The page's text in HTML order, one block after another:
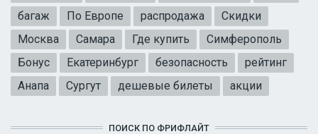
багаж
По Европе распродажа
Скидки
Москва
Самара Где купить
Симферополь
Бонус
Екатеринбург безопасность
рейтинг
Анапа
Сургут дешевые билеты акции
ПОИСК ПО ФРИФЛАЙТ